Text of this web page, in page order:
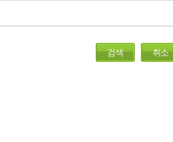
검색 취소